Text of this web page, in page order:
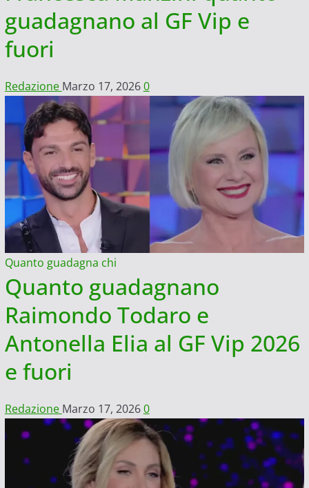
guadagnano al GF Vip e
fuori
Redazione Marzo 17, 20260
Quanto guadagna chi
Quanto guadagnano
Raimondo Todaro e
Antonella Elia al GF Vip 2026
e fuori
Redazione Marzo 17, 20260